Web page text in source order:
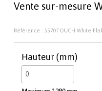
Vente sur-mesure
Référence : 5570TOUCH White
Hauteur (mm)